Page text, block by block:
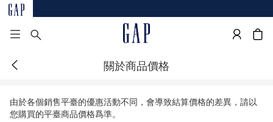
關於商品價格
由於各個銷售平臺的優惠活動不同，會導致結算價格的差異，請以
您購買的平臺商品價格爲準。